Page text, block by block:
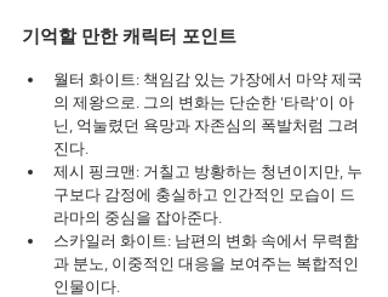
기억할 만한 캐릭터 포인트
월터 화이트: 책임감 있는 가장에서 마약 제국
의 제왕으로. 그의 변화는 단순한 '타락'이 아
닌, 억눌렸던 욕망과 자존심의 폭발처럼 그려
진다.
제시 핑크맨: 거칠고 방황하는 청년이지만, 누
구보다 감정에 충실하고 인간적인 모습이 드
라마의 중심을 잡아준다.
스카일러 화이트: 남편의 변화 속에서 무력함
과 분노, 이중적인 대응을 보여주는 복합적인
인물이다.